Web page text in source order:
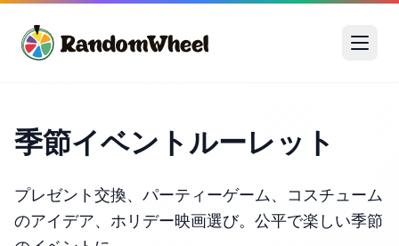
季節イベントルーレット
プレゼント交換、パーティーゲーム、コスチューム
のアイデア、ホリデー映画選び。公平で楽しい季節